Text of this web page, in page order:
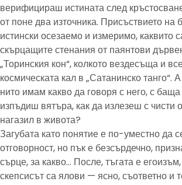
верифицираш истината след
от поне два източника. Присъствието
истински осезаемо и измеримо, каквито
скърцащите стенания от паянтови
„Торинския кон“, колкото вездесъща и
космическата кал в „Сатанинско танго“.
нито имам какво да говоря с него, с
изпъдиш вятъра, как да излезеш с чисти
нагазил в живота?
Загубата като понятие е по-уместно да
отговорност, но пък е безсърдечно,
сърце, за какво… После, тъгата е
скепсисът са ялови — ясно, съответно и